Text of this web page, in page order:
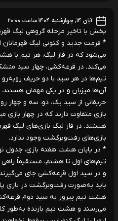
آبان ۱۴, چهارشنبه ۱۴۰۴ ساعت ۲۰:۰۰
پخش با تاخیر مرحله گروهی لیگ قهرمانان
می‌شود که در فاز لیگ، هر تیم با
تیم‌ها در هر سید با دو حریف
آن‌ها میزبان و در یکی مهمان هستند.
حریفانی از سید یک، دو، سه و
بازی متفاوت دارند که در چهار بازی
بازی‌های رفت‌وبرگشت وجود ندارد.
* در پایان هشت هفته بازی، جدول
تیم‌های اول تا هشتم، مستقیماً
باید به‌صورت رفت‌وبرگشت در بازی
هشت تیم پیروز به سید دوم
می‌رسند و هشت تیم بازنده به‌طور